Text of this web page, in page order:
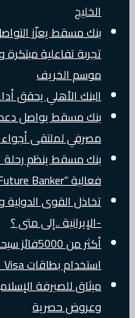
الخليج
بنك مسقط يعزّز
تجربة تفاعلية
موسم الخريف
البنك الأهلي يحقق
بنك مسقط يواصل دعم
مصرفي لملتقى أجواء
بنك مسقط ينظم
فعالية “Future Banker”
تخاذل القوى الدولية
-الإيرانية ..إلى متى ؟
استخدام بطاقات Visa الائتمانية دوليًا
ميثاق للصيرفة
وعروض حصرية